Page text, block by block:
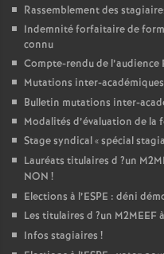
Rassemblement des
Indemnité forfaitaire de
connu
Compte-rendu de l’audience
Mutations inter-
Bulletin mutations inter-
Modalités d’évaluation de la
Stage syndical «spécial
Lauréats titulaires d ?un
NON !
Elections à l’ESPE : déni
Les titulaires d ?un M2MEEF
Infos stagiaires !